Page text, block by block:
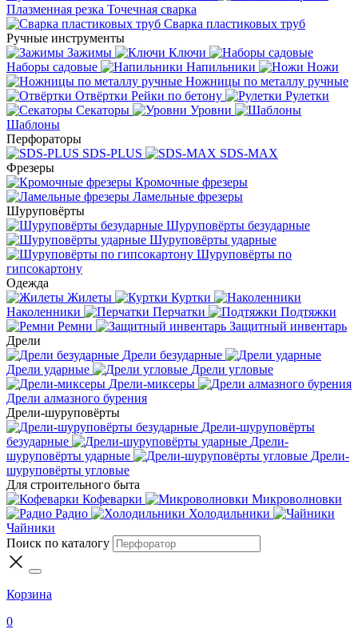
Плазменная резка Точечная сварка
Cварка пластиковых труб
Ручные инструменты
Зажимы
Ключи
Наборы садовые
Напильники
Ножи
Ножницы по металлу ручные
Отвёртки Рейки по бетону
Рулетки
Секаторы
Уровни
Шаблоны
Перфораторы
SDS-PLUS
SDS-MAX
Фрезеры
Кромочные фрезеры
Ламельные фрезеры
Шуруповёрты
Шуруповёрты безударные
Шуруповёрты ударные
Шуруповёрты по
гипсокартону
Одежда
Жилеты
Куртки
Наколенники
Перчатки
Подтяжки
Ремни
Защитный инвентарь
Дрели
Дрели безударные
Дрели ударные
Дрели угловые
Дрели-миксеры
Дрели алмазного бурения
Дрели-шуруповёрты
Дрели-шуруповёрты
безударные
Дрели-
шуруповёрты ударные
Дрели-
шуруповёрты угловые
Для строительного быта
Кофеварки
Микроволновки
Радио
Холодильники
Чайники
Поиск по каталогу
Корзина
0